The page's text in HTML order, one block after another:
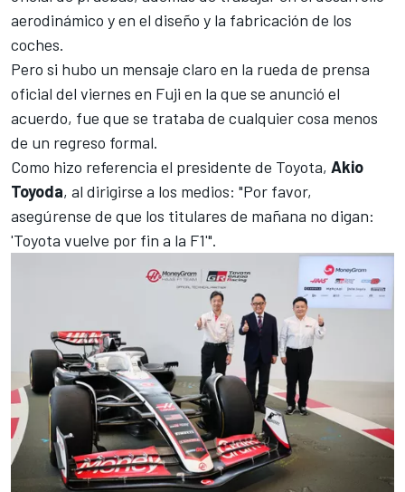
aerodinámico y en el diseño y la fabricación de los
coches.
Pero si hubo un mensaje claro en la rueda de prensa
oficial del viernes en Fuji en la que se anunció el
acuerdo, fue que se trataba de cualquier cosa menos
de un regreso formal.
Como hizo referencia el presidente de Toyota, Akio
Toyoda, al dirigirse a los medios: "Por favor,
asegúrense de que los titulares de mañana no digan:
'Toyota vuelve por fin a la F1'".